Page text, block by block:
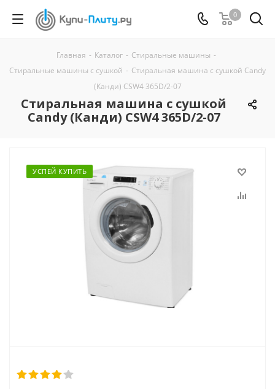
0
Главная - Каталог - Стиральные машины -
Стиральные машины с сушкой - Стиральная машина с сушкой Candy
(Канди) CSW4 365D/2-07
Стиральная машина с сушкой
Candy (Канди) CSW4 365D/2-07
УСПЕЙ КУПИТЬ